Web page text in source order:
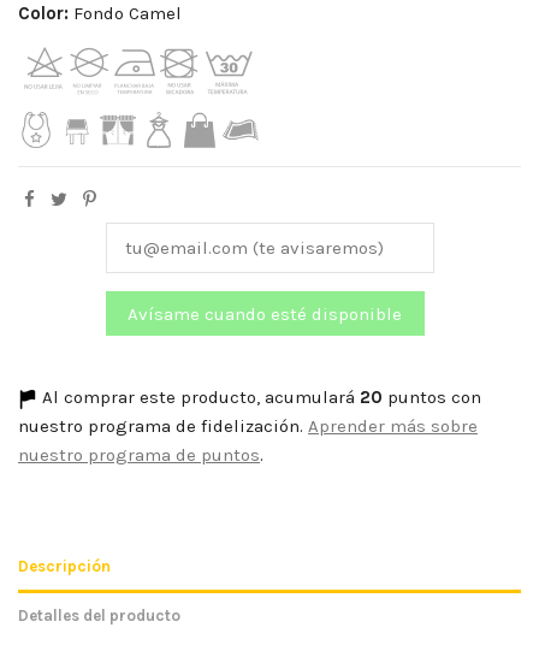
Color: Fondo Camel
Al comprar este producto, acumulará 20 puntos con
nuestro programa de fidelización. Aprender más sobre
nuestro programa de puntos.
Descripción
Detalles del producto